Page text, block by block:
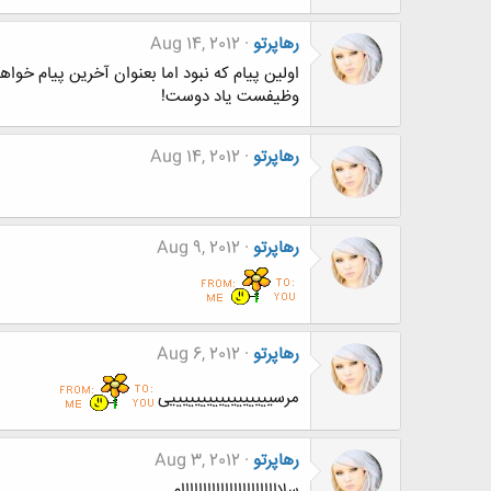
رهاپرتو Aug 14, 2012
اولین پیام که نبود اما بعنوان آخرین پیام
وظیفست یاد دوست!
رهاپرتو Aug 14, 2012
رهاپرتو Aug 9, 2012
رهاپرتو Aug 6, 2012
مرسیییییییییییییییییی
رهاپرتو Aug 3, 2012